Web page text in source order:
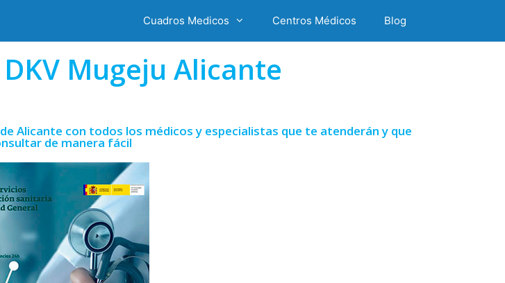
Cuadros Medicos Centros Médicos Blog
Mugeju Alicante
Alicante con todos los médicos y especialistas que te atenderán y que
de manera fácil